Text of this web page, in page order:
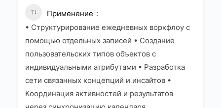
Применение
• Структурирование ежедневных воркфлоу с
помощью отдельных записей • Создание
пользовательских типов объектов с
индивидуальными атрибутами • Разработка
сети связанных концепций и инсайтов •
Координация активностей и результатов